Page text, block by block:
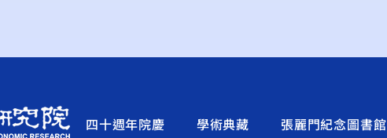
四十週年院慶 學術典藏 張麗門紀念圖書館